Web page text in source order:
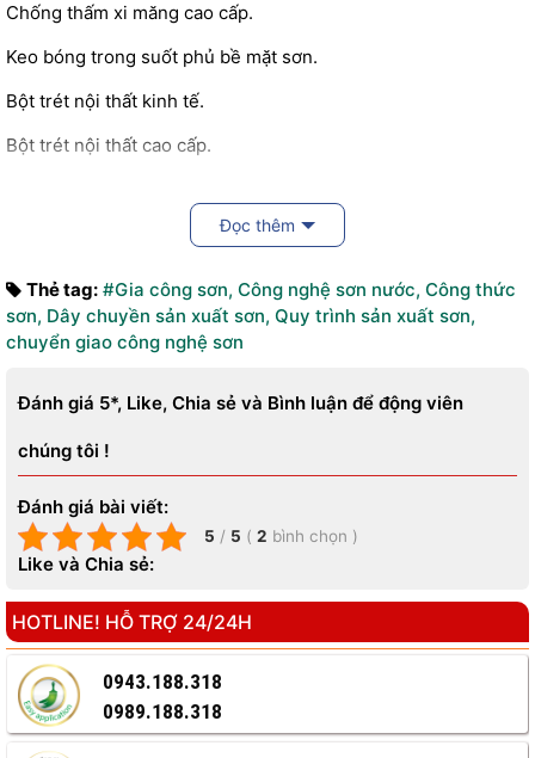
Chống thấm xi măng cao cấp.
Keo bóng trong suốt phủ bề mặt sơn.
Bột trét nội thất kinh tế.
Bột trét nội thất cao cấp.
Bột trét ngoại thất cao cấp.
Cam kết chuyển giao công nghệ với các tính
năng
Sơn có độ bám dính, độ phủ, độ mịn, độ trắng cao.
Màng sơn siêu bóng, sang trọng, chống bám bụi tuyệt đối
Dàn phẳng đều bề mặt thi công, dễ thi công
Màu sắc tươi đẹp, bền màu theo thời gian.
Công nghệ xanh, chuân tuyệt đối
Chống thấm, chống kiềm, chống rêu mốc
LIÊN HỆ CHUYỂN GIAO CÔNG NGHỆ SƠN NƯỚC
Đọc thêm
Thẻ tag: #Gia công sơn, Công nghệ sơn nước, Công thức
sơn, Dây chuyền sản xuất sơn, Quy trình sản xuất sơn,
chuyển giao công nghệ sơn
Đánh giá 5*, Like, Chia sẻ và Bình luận để động viên
chúng tôi !
Đánh giá bài viết:
5 / 5 ( 2 bình chọn )
Like và Chia sẻ:
HOTLINE! HỖ TRỢ 24/24H
0943.188.318
0989.188.318